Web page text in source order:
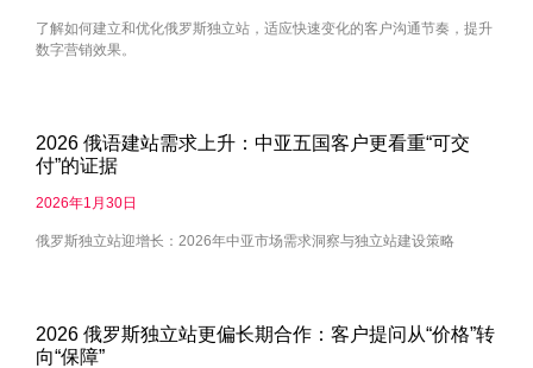
了解如何建立和优化俄罗斯独立站，适应快速变化的客户沟通节奏，提升
数字营销效果。
2026 俄语建站需求上升：中亚五国客户更看重“可交
付”的证据
2026年1月30日
俄罗斯独立站迎增长：2026年中亚市场需求洞察与独立站建设策略
2026 俄罗斯独立站更偏长期合作：客户提问从“价格”转
向“保障”